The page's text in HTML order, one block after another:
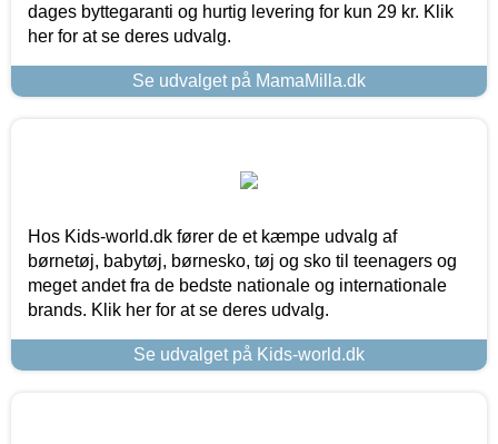
dages byttegaranti og hurtig levering for kun 29 kr. Klik
her for at se deres udvalg.
Se udvalget på MamaMilla.dk
Hos Kids-world.dk fører de et kæmpe udvalg af
børnetøj, babytøj, børnesko, tøj og sko til teenagers og
meget andet fra de bedste nationale og internationale
brands. Klik her for at se deres udvalg.
Se udvalget på Kids-world.dk